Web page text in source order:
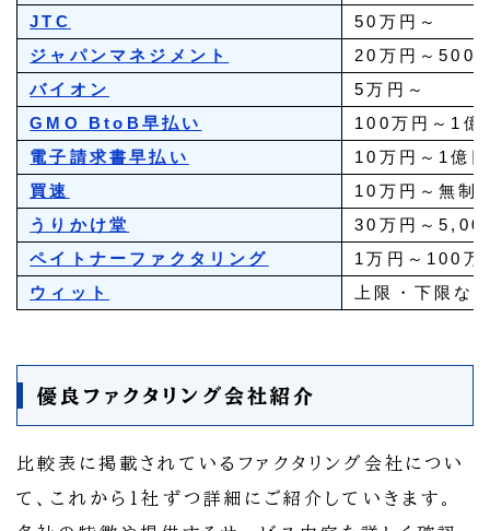
JTC
50万円～
ジャパンマネジメント
20万円～
バイオン
5万円～
GMO BtoB早払い
100万円～1億
電子請求書早払い
10万円～1億円
買速
10万円～無制
うりかけ堂
30万円～
ペイトナーファクタリング
1万円～100万
ウィット
上限・下限な
優良ファクタリング会社紹介
比較表に掲載されているファクタリング会社につい
て、これから1社ずつ詳細にご紹介していきます。